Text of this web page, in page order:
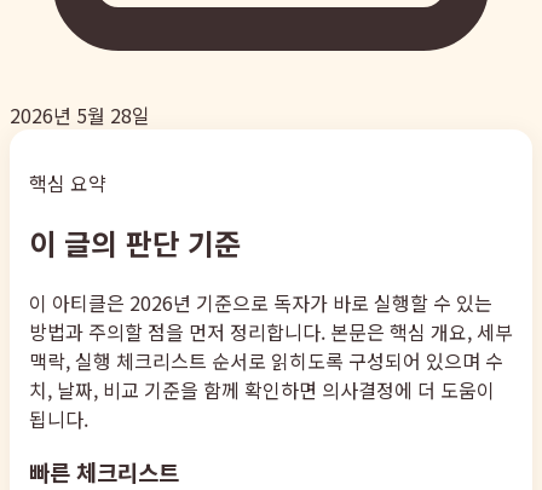
2026년 5월 28일
핵심 요약
이 글의 판단 기준
이 아티클은 2026년 기준으로 독자가 바로 실행할 수 있는
방법과 주의할 점을 먼저 정리합니다. 본문은 핵심 개요, 세부
맥락, 실행 체크리스트 순서로 읽히도록 구성되어 있으며 수
치, 날짜, 비교 기준을 함께 확인하면 의사결정에 더 도움이
됩니다.
빠른 체크리스트